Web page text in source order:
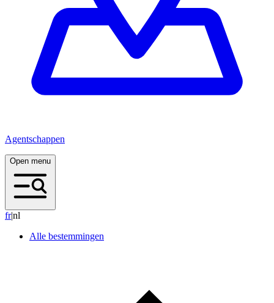
Agentschappen
Open menu
fr|nl
Alle bestemmingen